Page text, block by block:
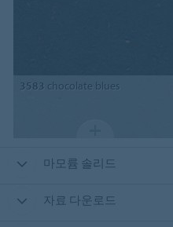
3583 chocolate blues
마모륨 솔리드
자료 다운로드